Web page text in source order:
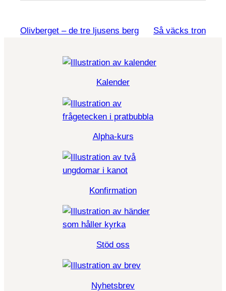
Olivberget – de tre ljusens berg Så väcks tron
Kalender
Alpha-kurs
Konfirmation
Stöd oss
Nyhetsbrev